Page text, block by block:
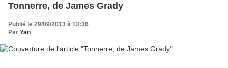
Tonnerre, de James Grady
Publié le 29/09/2013 à 13:36
Par Yan